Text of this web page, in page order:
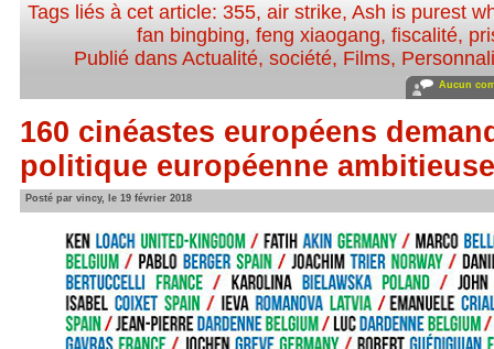
Tags liés à cet article: 355, air strike, Ash is purest
fan bingbing,feng xiaogang,fiscalité,
Publié dans Actualité, société, Films,
Aucun
160 cinéastes européens
politique européenne
Posté par vincy, le 19 février 2018